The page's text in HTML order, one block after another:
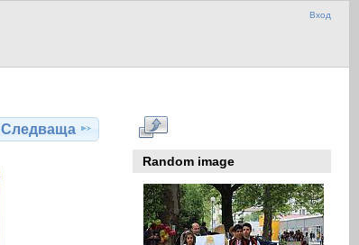
Вход
Следваща
Random image